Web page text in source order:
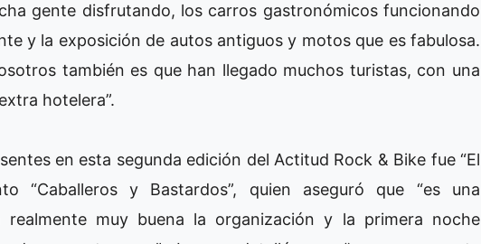
gente disfrutando, los carros gastronómicos funcionando
y la exposición de autos antiguos y motos que es fabulosa.
también es que han llegado muchos turistas, con una
hotelera”.
en esta segunda edición del Actitud Rock & Bike fue “El
“Caballeros y Bastardos”, quien aseguró que “es una
realmente muy buena la organización y la primera noche